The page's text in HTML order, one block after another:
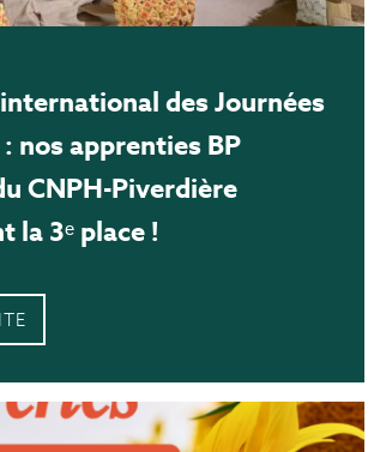
des Journées
: nos apprenties BP
CNPH-Piverdière
la 3ᵉ place !